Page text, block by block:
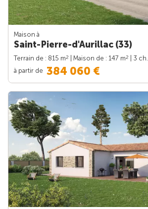
Maison à
Saint-Pierre-d'Aurillac (33)
Terrain de : 815 m2 | Maison de : 147 m2
| 3 ch.
à partir de 384 060 €